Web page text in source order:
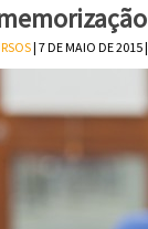
| 7 DE MAIO DE 2015 |